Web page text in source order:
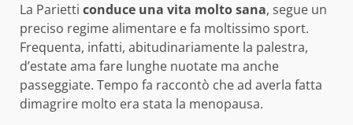
La Parietti conduce una vita molto sana, segue un
preciso regime alimentare e fa moltissimo sport.
Frequenta, infatti, abitudinariamente la palestra,
d’estate ama fare lunghe nuotate ma anche
passeggiate. Tempo fa raccontò che ad averla fatta
dimagrire molto era stata la menopausa.